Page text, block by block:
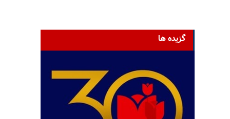
گزیده ها